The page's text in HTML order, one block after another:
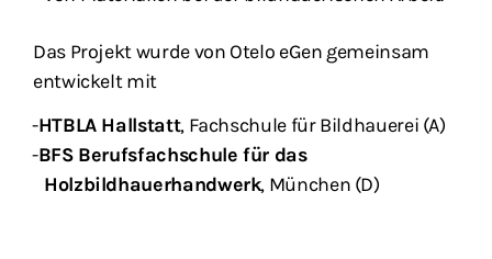
Das Projekt wurde von Otelo eGen gemeinsam
entwickelt mit
HTBLA Hallstatt, Fachschule für Bildhauerei (A)
BFS Berufsfachschule für das
Holzbildhauerhandwerk, München (D)